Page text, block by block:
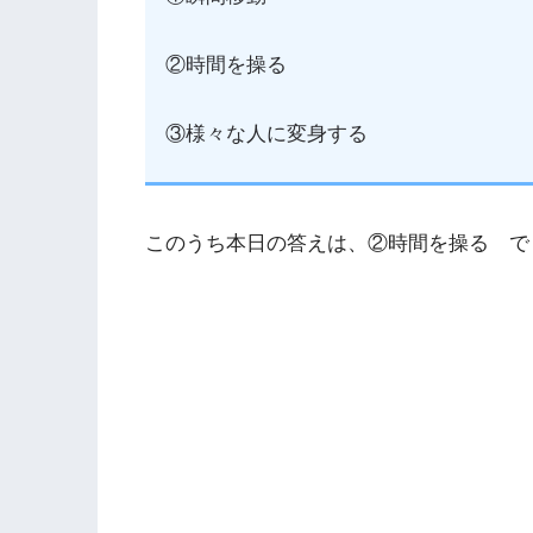
②時間を操る
③様々な人に変身する
このうち本日の答えは、②時間を操る で